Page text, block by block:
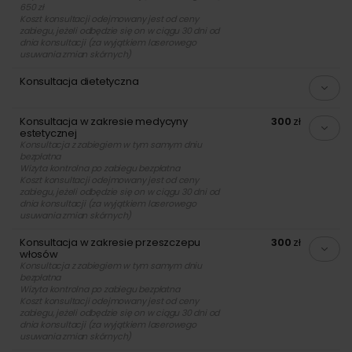
ujędrniające i ujednolicające koloryt skóry. Oprócz procedur
z zakresu medycyny anti-aging zajmujemy się leczeniem
trądziku oraz usuwaniem przebarwień słonecznych.
Przeprowadzamy transplantacje włosów
systemem S.A.F.E.R.®
, który uważa się za jeden z
dostępnych na rynku systemów do przeszczepów.
Zautomatyzowanie procedury znacząco skraca czas trwania
zabiegu oraz minimalizuje ryzyko uszkodzenia pojedynczych
mieszków włosowych. Osobom borykającym się z
problemem łysienia i nadmiernego wypadania włosów
proponujemy również
Wykonujemy
małoinwazyjne zabiegi modelowania
sylwetki i usuwania tkanki tłuszczowej
przez nas technik należy liposukcja Vaser Lipo (mniej
inwazyjnej alternatywy dla klasycznej liposukcji), którą
łączymy z zabiegiem ujędrniania skóry przy pomocy
lipofillingu Adivive.
650 zł
Koszt konsultacji odejmowany jest od ceny
zabiegu, jeżeli odbędzie się on w ciągu 30 dni od
dnia konsultacji (za wyjątkiem laserowego
usuwania zmian skórnych)
Konsultacja dietetyczna
Konsultacja w zakresie medycyny
estetycznej
Konsultacja z zabiegiem w tym samym dniu
bezpłatna
Wizyta kontrolna po zabiegu bezpłatna
Koszt konsultacji odejmowany jest od ceny
zabiegu, jeżeli odbędzie się on w ciągu 30 dni od
dnia konsultacji (za wyjątkiem laserowego
usuwania zmian skórnych)
300 zł
Konsultacja w zakresie przeszczepu
włosów
Konsultacja z zabiegiem w tym samym dniu
bezpłatna
Wizyta kontrolna po zabiegu bezpłatna
Koszt konsultacji odejmowany jest od ceny
zabiegu, jeżeli odbędzie się on w ciągu 30 dni od
dnia konsultacji (za wyjątkiem laserowego
usuwania zmian skórnych)
300 zł